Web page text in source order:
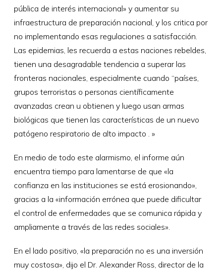
pública de interés internacional» y aumentar su
infraestructura de preparación nacional, y los critica por
no implementando esas regulaciones a satisfacción.
Las epidemias, les recuerda a estas naciones rebeldes,
tienen una desagradable tendencia a superar las
fronteras nacionales, especialmente cuando “países,
grupos terroristas o personas científicamente
avanzadas crean u obtienen y luego usan armas
biológicas que tienen las características de un nuevo
patógeno respiratorio de alto impacto . »
En medio de todo este alarmismo, el informe aún
encuentra tiempo para lamentarse de que «la
confianza en las instituciones se está erosionando»,
gracias a la «información errónea que puede dificultar
el control de enfermedades que se comunica rápida y
ampliamente a través de las redes sociales».
En el lado positivo, «la preparación no es una inversión
muy costosa», dijo el Dr. Alexander Ross, director de la